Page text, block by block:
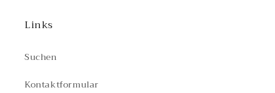
Links
Suchen
Kontaktformular